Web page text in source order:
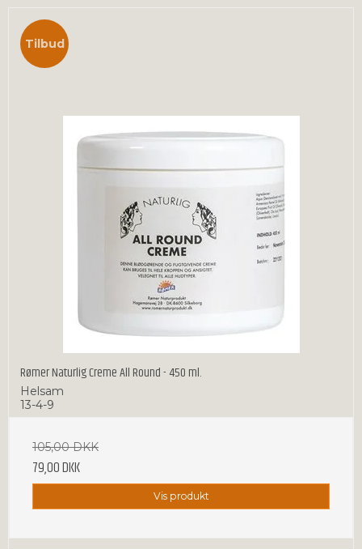
Tilbud
Rømer Naturlig Creme All Round - 450 ml.
Helsam
13-4-9
105,00 DKK
79,00 DKK
Vis produkt